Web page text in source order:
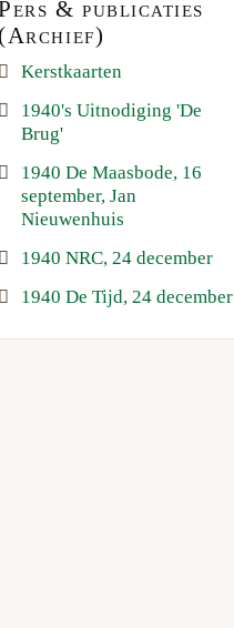
& publicaties
(Archief)
Kerstkaarten
1940's Uitnodiging 'De
Brug'
1940 De Maasbode, 16
september, Jan
Nieuwenhuis
1940 NRC, 24 december
1940 De Tijd, 24 december